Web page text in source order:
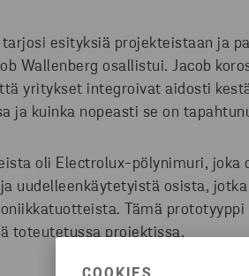
COOKIES
esityksiä projekteistaan ja
Wallenberg osallistui. Jacob
yritykset integroivat aidosti
ja kuinka nopeasti se on
oli Electrolux-pölynimuri,
uudelleenkäytetyistä osista,
Tämä
toteutetussa projektissa.